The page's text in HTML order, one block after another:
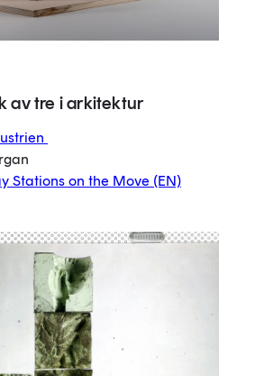
av tre i arkitektur
Stations on the Move (EN)